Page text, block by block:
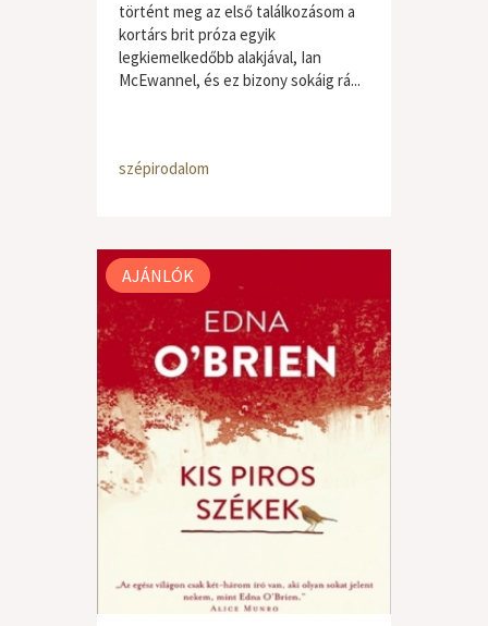
történt meg az első találkozásom a
kortárs brit próza egyik
legkiemelkedőbb alakjával, Ian
McEwannel, és ez bizony sokáig rá...
szépirodalom
AJÁNLÓK